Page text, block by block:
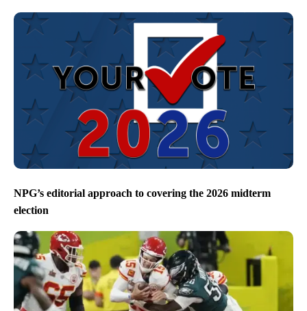
NPG’s editorial approach to covering the 2026 midterm
election